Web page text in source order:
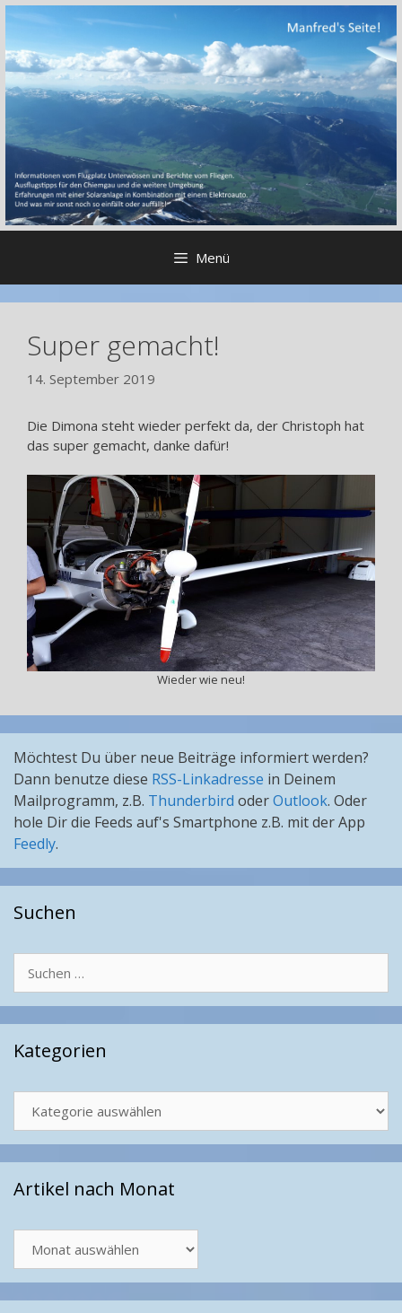
Zum
springen
Menü
Super gemacht!
14. September 2019
Die Dimona steht wieder perfekt da, der Christoph hat
das super gemacht, danke dafür!
Wieder wie neu!
Möchtest Du über neue Beiträge informiert werden?
Dann benutze diese RSS-Linkadresse in Deinem
Mailprogramm, z.B. Thunderbird oderOutlook. Oder
hole Dir die Feeds auf's Smartphone z.B. mit der App
Feedly.
Suchen
nach:
Kategorien
Artikel nach Monat
nach
Monat